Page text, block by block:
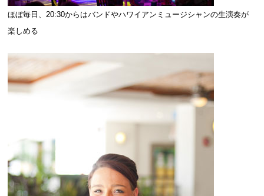
ほぼ毎日、20:30からはバンドやハワイアンミュージシャンの生演奏が
楽しめる